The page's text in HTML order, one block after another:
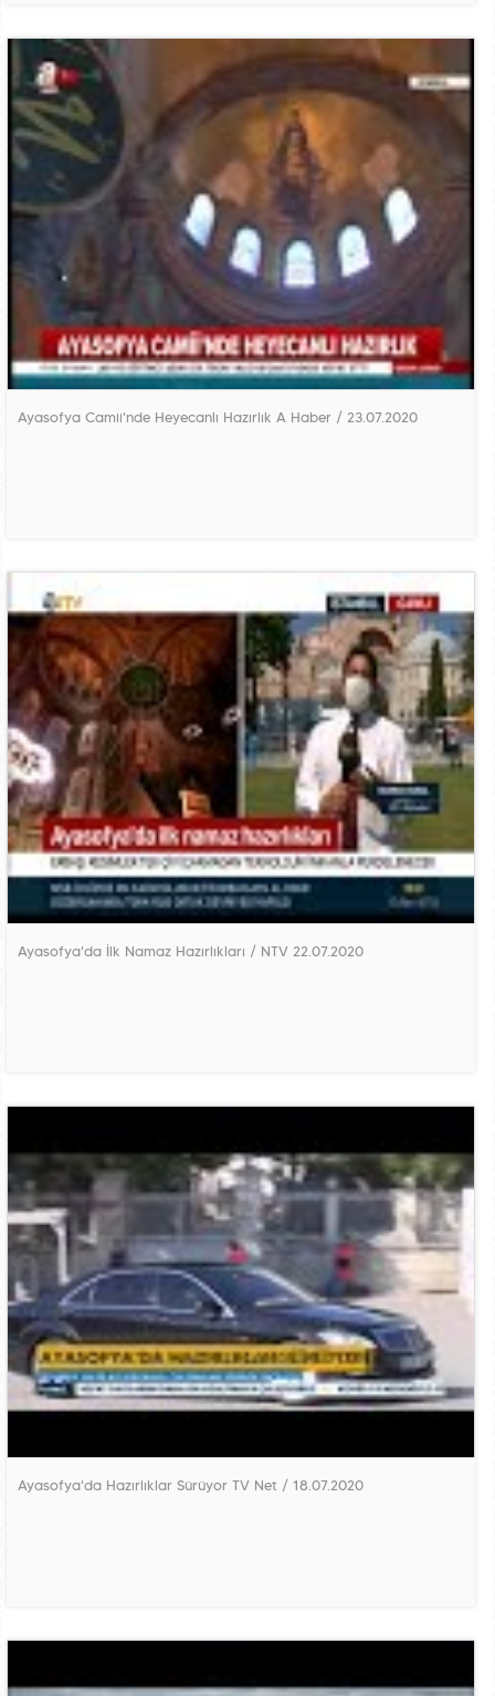
Ayasofya Camii'nde Heyecanlı Hazırlık A Haber / 23.07.2020
Ayasofya'da İlk Namaz Hazırlıkları / NTV 22.07.2020
Ayasofya'da Hazırlıklar Sürüyor TV Net / 18.07.2020